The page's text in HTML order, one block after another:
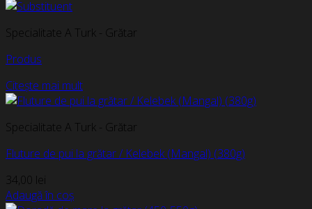
Specialitate A Turk - Grătar
Produs
Citește mai mult
Specialitate A Turk - Grătar
Fluture de pui la grătar / Kelebek (Mangal) (380g)
34,00 lei
Adaugă în coș